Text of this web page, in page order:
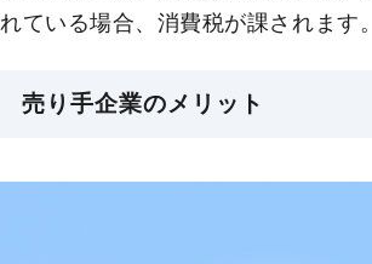
れている場合、消費税が課されます。
売り手企業のメリット